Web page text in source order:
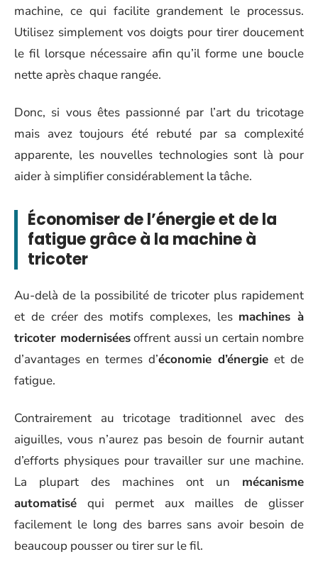
machine, ce qui facilite grandement le processus.
Utilisez simplement vos doigts pour tirer doucement
le fil lorsque nécessaire afin qu’il forme une boucle
nette après chaque rangée.
Donc, si vous êtes passionné par l’art du tricotage
mais avez toujours été rebuté par sa complexité
apparente, les nouvelles technologies sont là pour
aider à simplifier considérablement la tâche.
Économiser de l’énergie et de la
fatigue grâce à la machine à
tricoter
Au-delà de la possibilité de tricoter plus rapidement
et de créer des motifs complexes, les machines à
tricoter moderniséesoffrent aussi un certain nombre
d’avantages en termes d’économie d’énergie et de
fatigue.
Contrairement au tricotage traditionnel avec des
aiguilles, vous n’aurez pas besoin de fournir autant
d’efforts physiques pour travailler sur une machine.
La plupart des machines ont un mécanisme
automatisé qui permet aux mailles de glisser
facilement le long des barres sans avoir besoin de
beaucoup pousser ou tirer sur le fil.